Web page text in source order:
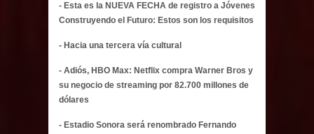
- Esta es la NUEVA FECHA de registro a Jóvenes
Construyendo el Futuro: Estos son los requisitos
- Hacia una tercera vía cultural
- Adiós, HBO Max: Netflix compra Warner Bros y
su negocio de streaming por 82.700 millones de
dólares
- Estadio Sonora será renombrado Fernando